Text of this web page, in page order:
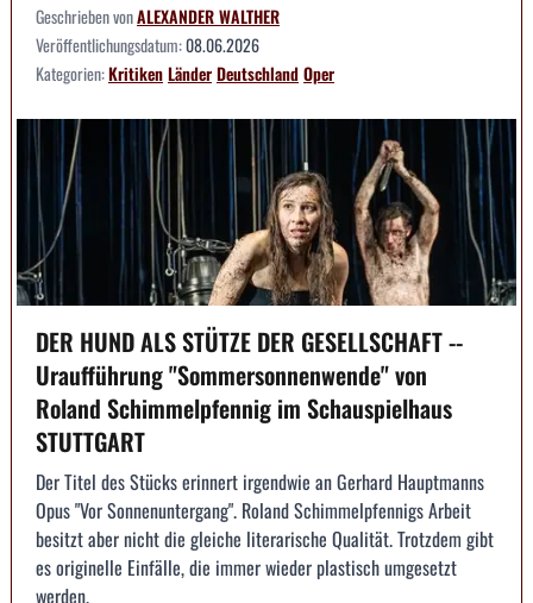
Geschrieben vonALEXANDER WALTHER
Veröffentlichungsdatum:08.06.2026
Kategorien:KritikenLänderDeutschlandOper
DER HUND ALS STÜTZE DER GESELLSCHAFT --
Uraufführung "Sommersonnenwende" von
Roland Schimmelpfennig im Schauspielhaus
STUTTGART
Der Titel des Stücks erinnert irgendwie an Gerhard Hauptmanns
Opus "Vor Sonnenuntergang". Roland Schimmelpfennigs Arbeit
besitzt aber nicht die gleiche literarische Qualität. Trotzdem gibt
es originelle Einfälle, die immer wieder plastisch umgesetzt
werden.